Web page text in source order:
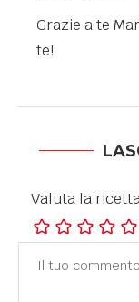
Grazie a te
te!
Valuta la